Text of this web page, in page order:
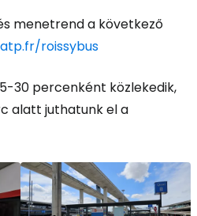
menetrend a következő
roissybus
30 percenként közlekedik,
alatt juthatunk el a